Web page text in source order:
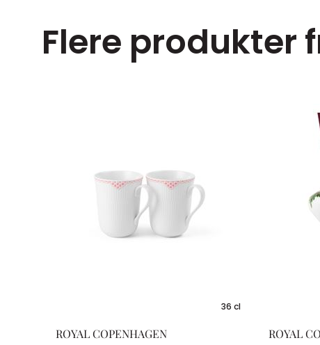
Flere produkter
36 cl
ROYAL COPENHAGEN ROYAL